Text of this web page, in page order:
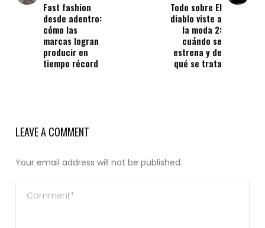
Fast fashion
desde adentro:
cómo las
marcas logran
producir en
tiempo récord
Todo sobre El
diablo viste a
la moda 2:
cuándo se
estrena y de
qué se trata
LEAVE A COMMENT
Your email address will not be published.